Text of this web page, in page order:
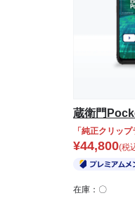
蔵衛門
「純正クリッ
¥44,800(税
在庫：〇